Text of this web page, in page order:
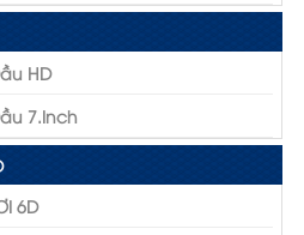
HD
7.inch
6D